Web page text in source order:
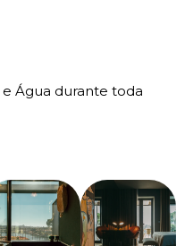
Água durante toda